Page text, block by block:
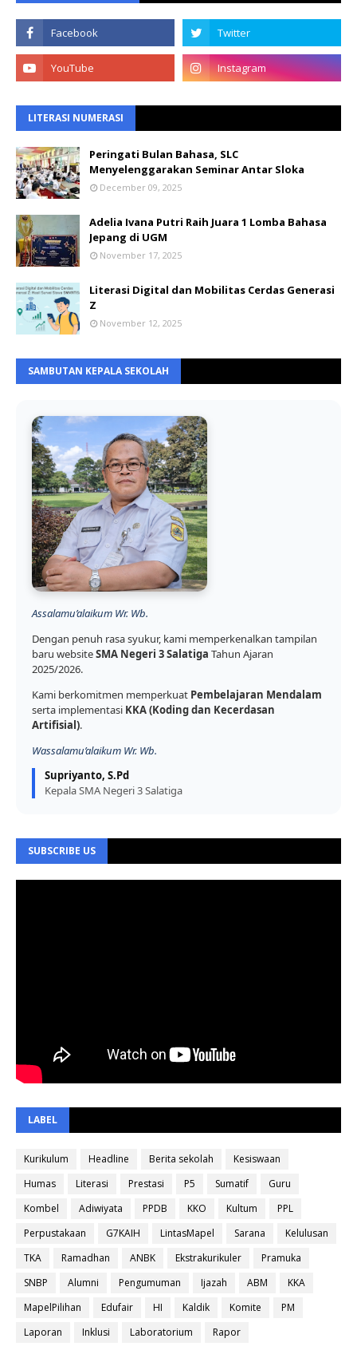
LITERASI NUMERASI
Peringati Bulan Bahasa, SLC
Menyelenggarakan Seminar Antar Sloka
December 09, 2025
Adelia Ivana Putri Raih Juara 1 Lomba Bahasa
Jepang di UGM
November 17, 2025
Literasi Digital dan Mobilitas Cerdas Generasi
Z
November 12, 2025
SAMBUTAN KEPALA SEKOLAH
Assalamu’alaikum Wr. Wb.
Dengan penuh rasa syukur, kami memperkenalkan tampilan
baru websiteSMA Negeri 3 Salatiga Tahun Ajaran
2025/2026.
Kami berkomitmen memperkuat Pembelajaran Mendalam
serta implementasi KKA (Koding dan Kecerdasan
Artifisial).
Wassalamu’alaikum Wr. Wb.
Supriyanto, S.Pd
Kepala SMA Negeri 3 Salatiga
SUBSCRIBE US
LABEL
Kurikulum Headline Berita sekolah
Kesiswaan
Humas
Literasi Prestasi P5 Sumatif
Guru
Kombel
Adiwiyata PPDB KKO Kultum
PPL
Perpustakaan
G7KAIH LintasMapel Sarana
Kelulusan
TKA
Ramadhan ANBK Ekstrakurikuler
Pramuka
SNBP
Alumni Pengumuman Ijazah ABM
KKA
MapelPilihan
Edufair HI Kaldik Komite
PM
Laporan
Inklusi Laboratorium Rapor